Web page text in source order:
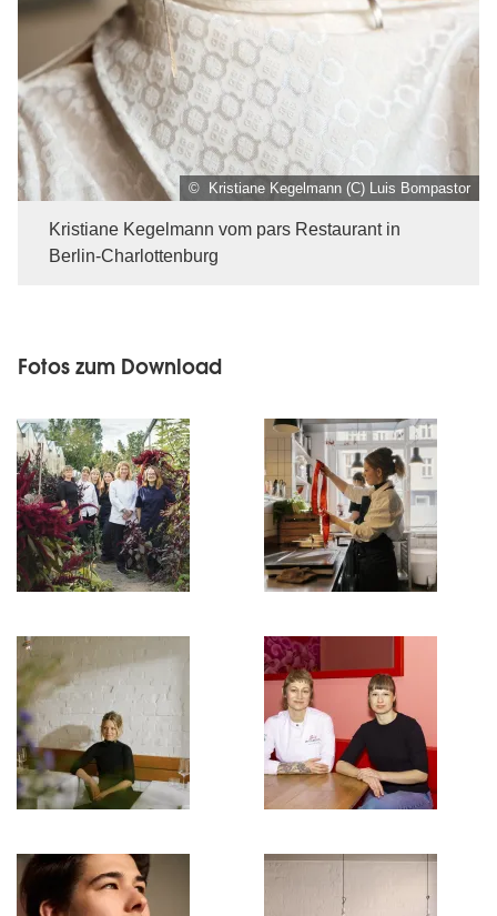
© Kristiane Kegelmann (C) Luis Bompastor
Kristiane Kegelmann vom pars Restaurant in
Berlin-Charlottenburg
Fotos zum Download